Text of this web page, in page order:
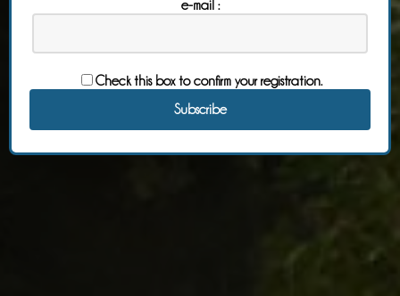
e-mail :
Check this box to confirm your registration.